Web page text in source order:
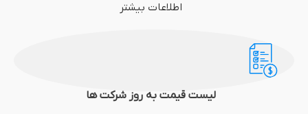
اطلاعات بیشتر
لیست قیمت به روز شرکت ها